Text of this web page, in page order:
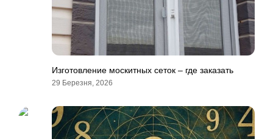
Изготовление москитных сеток – где заказать
29 Березня, 2026